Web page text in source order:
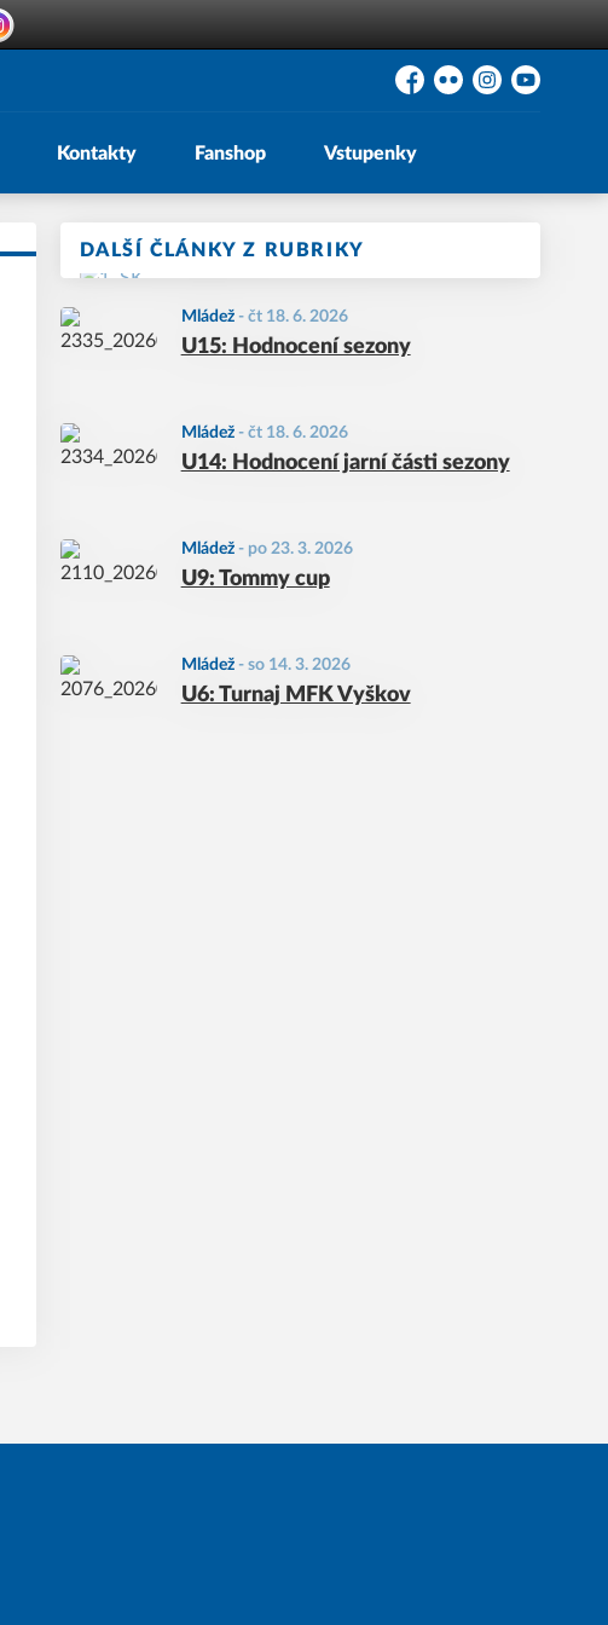
Facebook
Flickr Instagram
YouTube
Kontakty Fanshop Vstupenky
DALŠÍ ČLÁNKY Z RUBRIKY
Mládež- čt 18. 6. 2026
U15: Hodnocení sezony
Mládež- čt 18. 6. 2026
U14: Hodnocení jarní části sezony
Mládež- po 23. 3. 2026
U9: Tommy cup
Mládež- so 14. 3. 2026
U6: Turnaj MFK Vyškov